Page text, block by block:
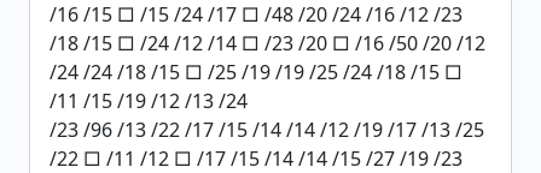
/16 /15 □ /15 /24 /17 □ /48 /20 /24 /16 /12 /23
/18 /15 □ /24 /12 /14 □ /23 /20 □ /16 /50 /20 /12
/24 /24 /18 /15 □ /25 /19 /19 /25 /24 /18 /15 □
/11 /15 /19 /12 /13 /24
/23 /96 /13 /22 /17 /15 /14 /14 /12 /19 /17 /13 /25
/22 □ /11 /12 □ /17 /15 /14 /14 /15 /27 /19 /23